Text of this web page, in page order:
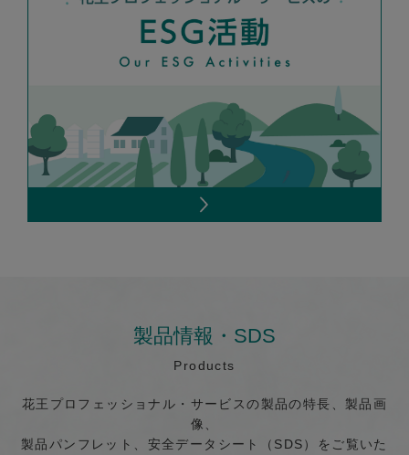
製品情報・SDS
Products
花王プロフェッショナル・サービスの製品の特長、製品画
像、
製品パンフレット、安全データシート（SDS）をご覧いた